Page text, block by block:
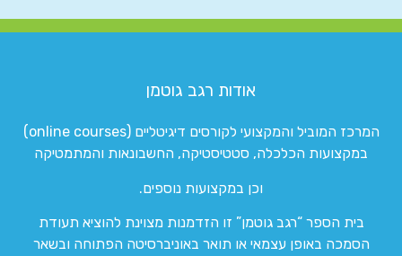
אודות רגב גוטמן
המרכז המוביל והמקצועי לקורסים דיגיטליים (online courses)
במקצועות הכלכלה, סטטיסטיקה, החשבונאות והמתמטיקה
וכן במקצועות נוספים.
בית הספר “רגב גוטמן” זו הזדמנות מצוינת להוציא תעודת
הסמכה באופן עצמאי או תואר באוניברסיטה הפתוחה ובשאר